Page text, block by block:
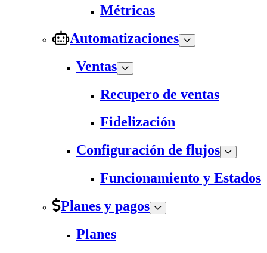
Métricas
Automatizaciones
Ventas
Recupero de ventas
Fidelización
Configuración de flujos
Funcionamiento y Estados
Planes y pagos
Planes